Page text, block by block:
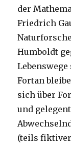
der
Friedrich
Humboldt
Fortan
sich über
und
(teils